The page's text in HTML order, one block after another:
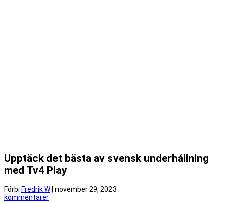
Upptäck det bästa av svensk underhållning
med Tv4 Play
Förbi Fredrik W november 29, 2023
kommentarer